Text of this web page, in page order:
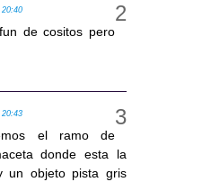
20:40
de cositos pero
20:43
el ramo de
donde esta la
un objeto pista gris